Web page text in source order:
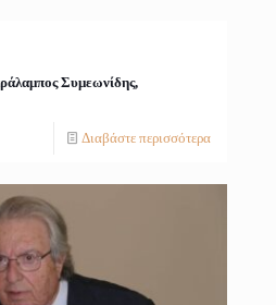
Συμεωνίδης,
Διαβάστε περισσότερα